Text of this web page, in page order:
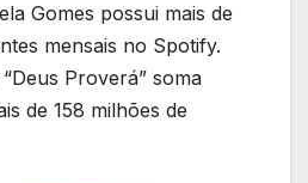
Gomes possui mais de
mensais no Spotify.
Proverá” soma
de 158 milhões de